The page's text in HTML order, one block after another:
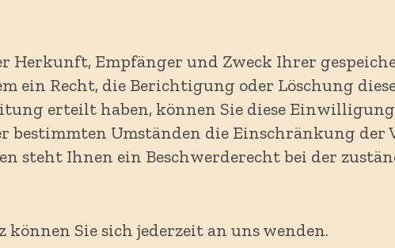
Herkunft, Empfänger und Zweck Ihrer
ein Recht, die Berichtigung oder Löschung
erteilt haben, können Sie diese
bestimmten Umständen die Einschränkung der
steht Ihnen ein Beschwerderecht bei der
Sie sich jederzeit an uns wenden.